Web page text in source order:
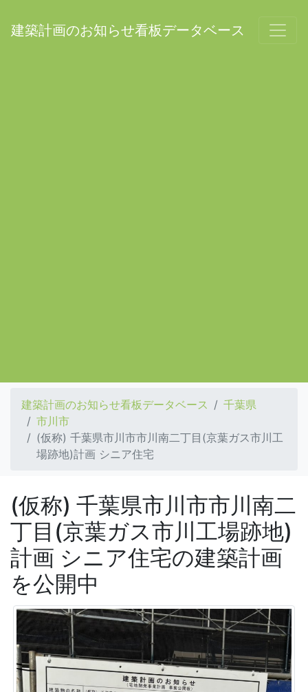
建築計画のお知らせ看板データベース
建築計画のお知らせ看板データベース
千葉県
市川市
(仮称) 千葉県市川市市川南二丁目(京葉ガス市川工
場跡地)計画 シニア住宅
(仮称) 千葉県市川市市川南二
丁目(京葉ガス市川工場跡地)
計画 シニア住宅の建築計画
を公開中